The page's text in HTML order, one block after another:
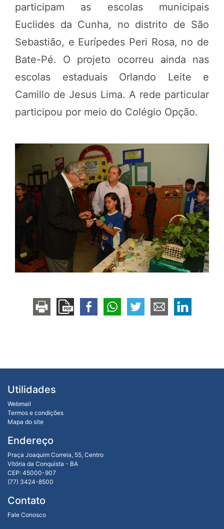
participam as escolas municipais
Euclides da Cunha, no distrito de São
Sebastião, e Eurípedes Peri Rosa, no de
Bate-Pé. O projeto ocorreu ainda nas
escolas estaduais Orlando Leite e
Camillo de Jesus Lima. A rede particular
participou por meio do Colégio Opção.
Utilidades
Webmail
Termos e condições
Mapa do site
Endereço
Praça Joaquim Correia, 55, Centro
Vitória da Conquista - BA
CEP: 45000-907
(77) 3424-8500
Contato
Fale Conosco